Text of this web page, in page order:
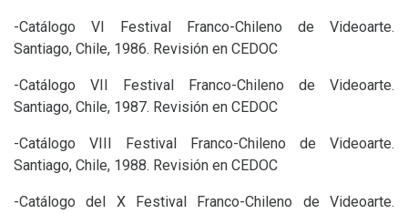
-Catálogo VI Festival Franco-Chileno de Videoarte.
Santiago, Chile, 1986. Revisión en CEDOC
-Catálogo VII Festival Franco-Chileno de Videoarte.
Santiago, Chile, 1987. Revisión en CEDOC
-Catálogo VIII Festival Franco-Chileno de Videoarte.
Santiago, Chile, 1988. Revisión en CEDOC
-Catálogo del X Festival Franco-Chileno de Videoarte.